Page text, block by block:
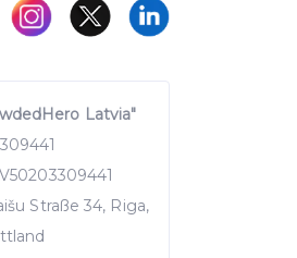
Latvia"
Straße 34, Riga,